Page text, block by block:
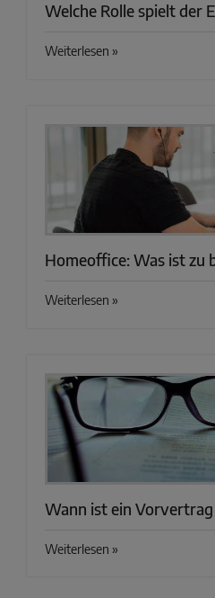
Welche Rolle spielt der
Weiterlesen »
Homeoffice: Was ist zu
Weiterlesen »
Wann ist ein
Weiterlesen »